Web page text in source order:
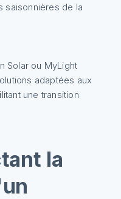
saisonnières de la
Solar ou MyLight
adaptées aux
une transition
la